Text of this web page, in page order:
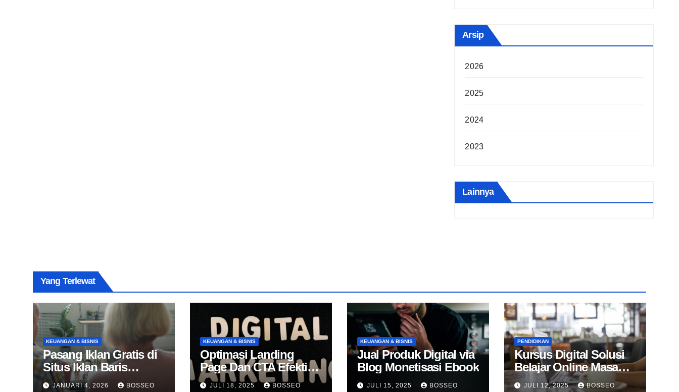
Arsip
2026
2025
2024
2023
Lainnya
Yang Terlewat
KEUANGAN & BISNIS
Pasang Iklan Gratis di
Situs Iklan Baris
Online
JANUARI 4, 2026 BOSSEO
KEUANGAN & BISNIS
Optimasi Landing
Page Dan CTA Efektif
Untuk Konversi
JULI 18, 2025 BOSSEO
KEUANGAN & BISNIS
Jual Produk Digital via
Blog Monetisasi Ebook
JULI 15, 2025 BOSSEO
PENDIDIKAN
Kursus Digital Solusi
Belajar Online Masa
KiniJULI 12, 2025 BOSSEO